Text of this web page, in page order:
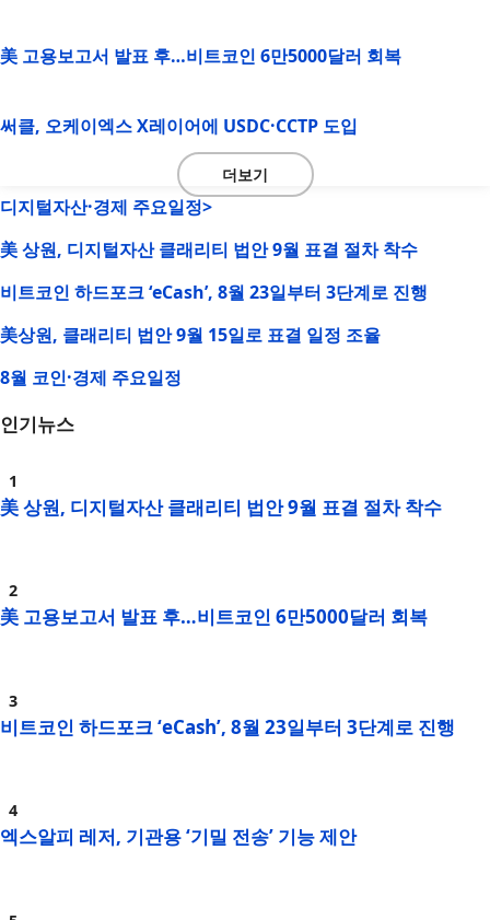
美 고용보고서 발표 후…비트코인 6만5000달러 회복
써클, 오케이엑스 X레이어에 USDC·CCTP 도입
더보기
디지털자산·경제 주요일정>
美 상원, 디지털자산 클래리티 법안 9월 표결 절차 착수
비트코인 하드포크 ‘eCash’, 8월 23일부터 3단계로 진행
美상원, 클래리티 법안 9월 15일로 표결 일정 조율
8월 코인·경제 주요일정
인기뉴스
美 상원, 디지털자산 클래리티 법안 9월 표결 절차 착수
美 고용보고서 발표 후…비트코인 6만5000달러 회복
비트코인 하드포크 ‘eCash’, 8월 23일부터 3단계로 진행
엑스알피 레저, 기관용 ‘기밀 전송’ 기능 제안